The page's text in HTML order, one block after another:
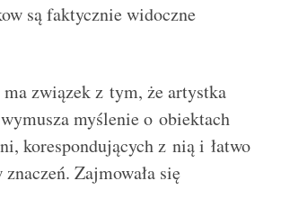
są faktycznie widoczne
związek z tym, że artystka
myślenie o obiektach
korespondujących z nią i łatwo
Zajmowała się